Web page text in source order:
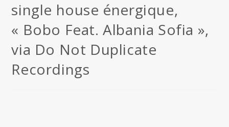
single house énergique,
« Bobo Feat. Albania Sofia »,
via Do Not Duplicate
Recordings